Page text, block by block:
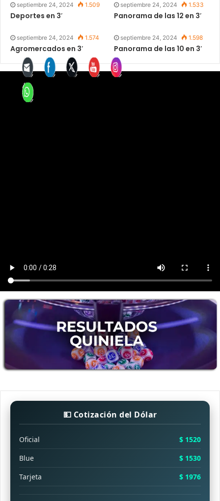
septiembre 24, 2024 1.509
Deportes en 3′
septiembre 24, 2024 1.533
Panorama de las 12 en 3′
septiembre 24, 2024 1.574
Agromercados en 3′
septiembre 24, 2024 1.598
Panorama de las 10 en 3′
💵 Cotización del Dólar
Oficial
$ 1520
Blue
$ 1530
Tarjeta
$ 1976